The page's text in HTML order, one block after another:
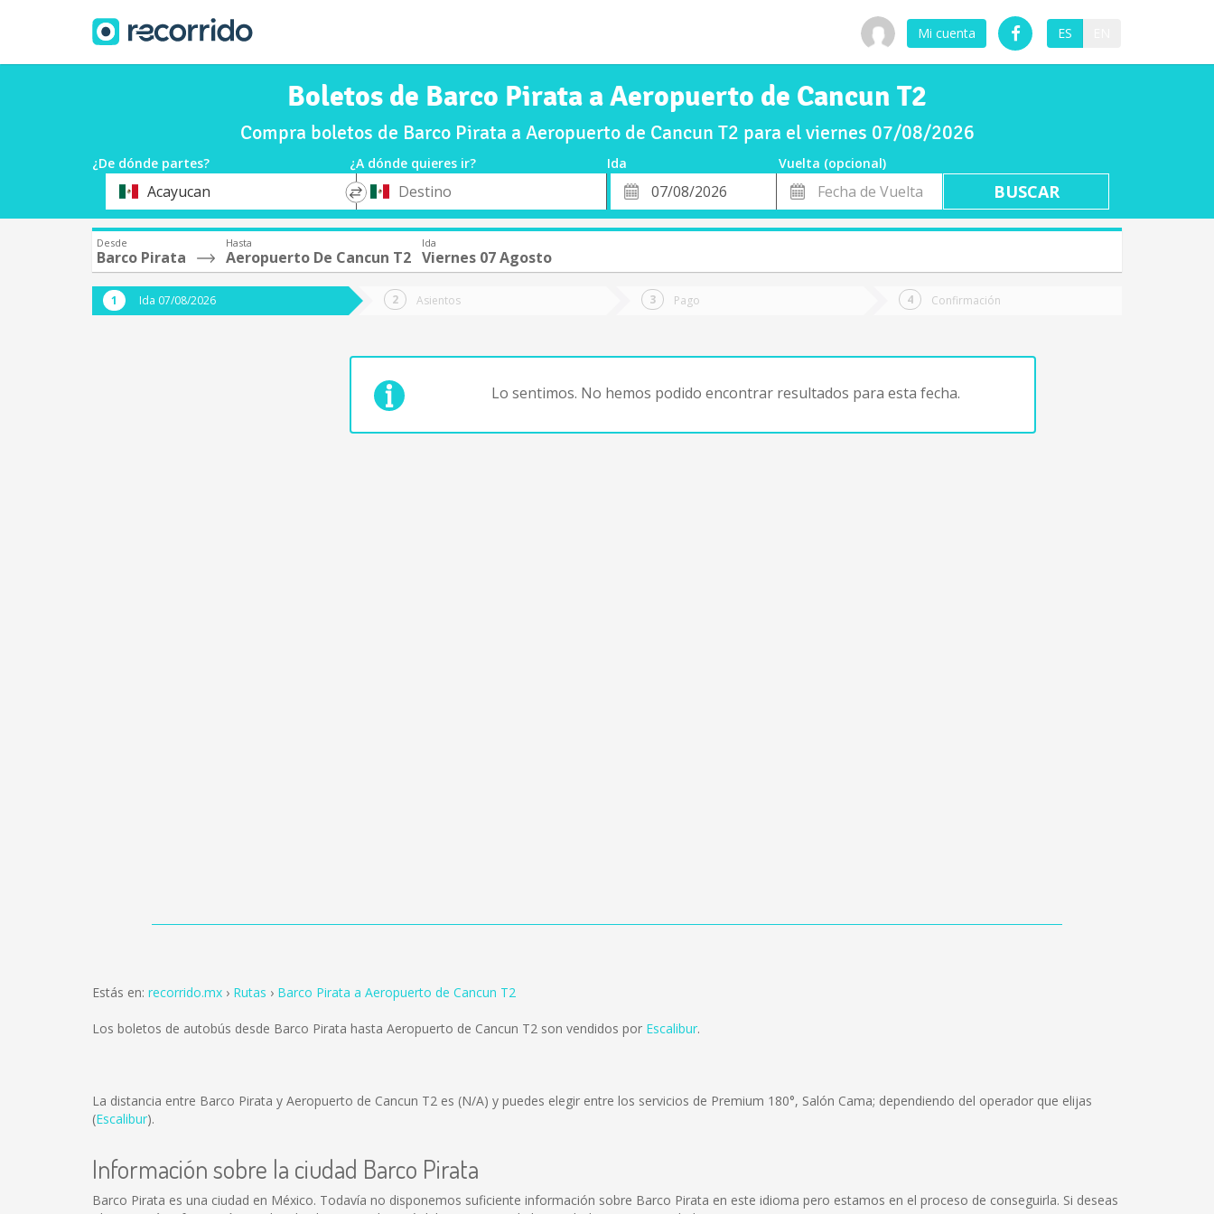
Mi cuenta ES
Boletos de Barco Pirata a Aeropuerto de Cancun T2
Compra boletos de Barco Pirata a Aeropuerto de Cancun T2 para el viernes 07/08/2026
¿De dónde partes? ¿A dónde quieres ir? Ida
Vuelta (opcional)
OrigenAcayucan
*
Destino
Fecha
de
Fecha
de
Vuelta
Desde
Barco Pirata
Hasta
Aeropuerto De Cancun T2
Ida
Viernes 07 Agosto
Ida 07/08/2026 Asientos Pago Confirmación
Lo sentimos. No hemos podido encontrar resultados para esta fecha.
Estás en: recorrido.mx Rutas Barco Pirata a Aeropuerto de Cancun T2
Los boletos de autobús desde Barco Pirata hasta Aeropuerto de Cancun T2 son vendidos por Escalibur.
La distancia entre Barco Pirata y Aeropuerto de Cancun T2 es (N/A) y puedes elegir entre los servicios de Premium 180°, Salón Cama; dependiendo del operador que elijas
(Escalibur).
Información sobre la ciudad Barco Pirata
Barco Pirata es una ciudad en México. Todavía no disponemos suficiente información sobre Barco Pirata en este idioma pero estamos en el proceso de conseguirla. Si deseas